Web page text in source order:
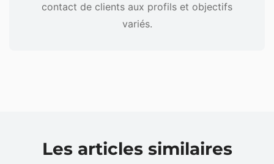
contact de clients aux profils et objectifs
variés.
Les articles similaires